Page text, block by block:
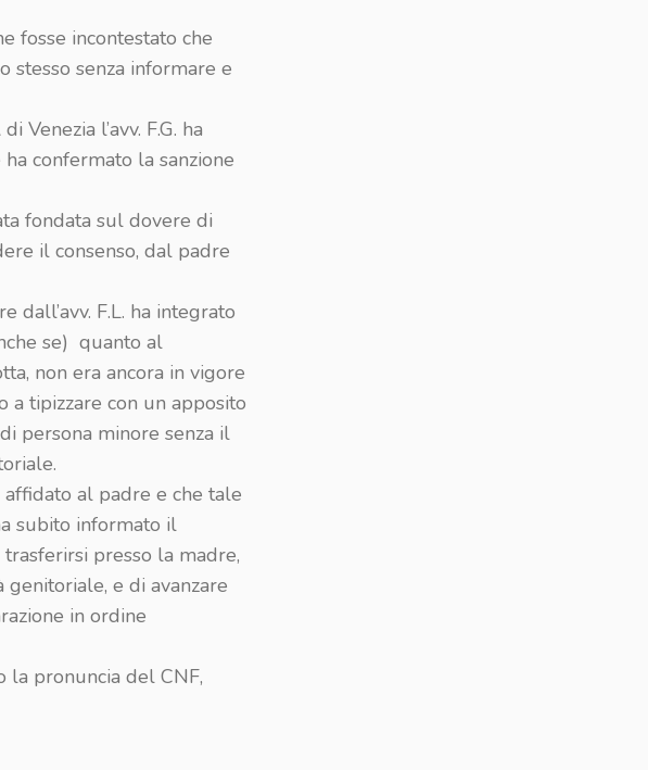
fosse incontestato che
stesso senza informare e
Venezia l’avv. F.G. ha
confermato la sanzione
fondata sul dovere di
il consenso, dal padre
dall’avv. F.L. ha integrato
se) quanto al
non era ancora in vigore
a tipizzare con un apposito
persona minore senza il
al padre e che tale
subito informato il
presso la madre,
e di avanzare
in ordine
la pronuncia del CNF,